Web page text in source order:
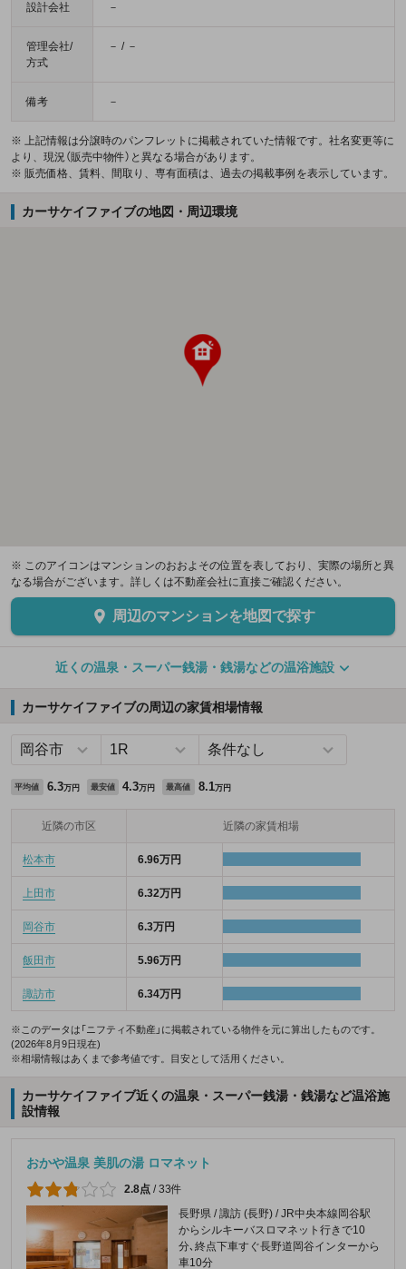
設計会社 －
管理会社/
方式
－ / －
備考 －
※ 上記情報は分譲時のパンフレットに掲載されていた情報です。社名変更等に
より、現況（販売中物件）と異なる場合があります。
※ 販売価格、賃料、間取り、専有面積は、過去の掲載事例を表示しています。
カーサケイファイブの地図・周辺環境
※ このアイコンはマンションのおおよその位置を表しており、実際の場所と異
なる場合がございます。詳しくは不動産会社に直接ご確認ください。
周辺のマンションを地図で探す
近くの温泉・スーパー銭湯・銭湯などの温浴施設
カーサケイファイブの周辺の家賃相場情報
平均値 6.3万円 最安値 4.3万円 最高値 8.1万円
近隣の市区 近隣の家賃相場
松本市 6.96万円
上田市 6.32万円
岡谷市 6.3万円
飯田市 5.96万円
諏訪市 6.34万円
※このデータは「ニフティ不動産」に掲載されている物件を元に算出したものです。
(2026年8月9日現在)
※相場情報はあくまで参考値です。目安として活用ください。
カーサケイファイブ近くの温泉・スーパー銭湯・銭湯など温浴施
設情報
おかや温泉 美肌の湯 ロマネット
2.8点 /33件
長野県 / 諏訪 (長野) / JR中央本線岡谷駅
からシルキーバスロマネット行きで10
分､終点下車すぐ長野道岡谷インターから
車10分